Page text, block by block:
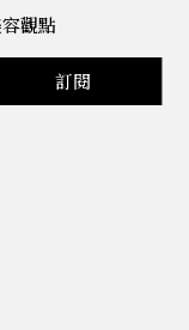
觀點
訂閱